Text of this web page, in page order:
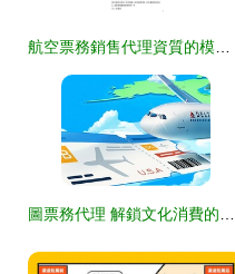
航空票務銷售代理資質的模式詳解 兩類模式的核心差異與市場影響
圖票務代理 解鎖文化消費的全渠道助手